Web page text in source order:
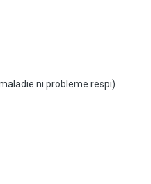
ni probleme respi)